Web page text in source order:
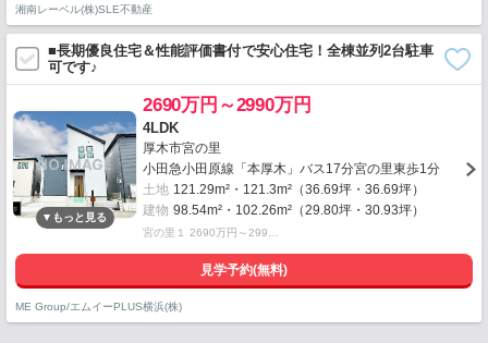
湘南レーベル(株)SLE不動産
■長期優良住宅＆性能評価書付で安心住宅！全棟並列2台駐車
可です♪
2690万円～2990万円
4LDK
厚木市宮の里
小田急小田原線「本厚木」バス17分宮の里東歩1分
土地 121.29m²・121.3m²（36.69坪・36.69坪）
建物 98.54m²・102.26m²（29.80坪・30.93坪）
宮の里１ 2690万円～299…
見学予約(無料)
ME Group/エムイーPLUS横浜(株)